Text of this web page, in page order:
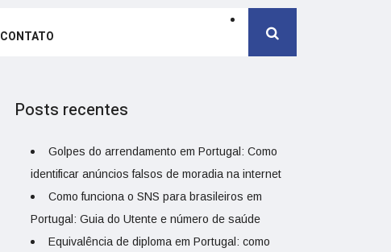
CONTATO
Posts recentes
Golpes do arrendamento em Portugal: Como
identificar anúncios falsos de moradia na internet
Como funciona o SNS para brasileiros em
Portugal: Guia do Utente e número de saúde
Equivalência de diploma em Portugal: como